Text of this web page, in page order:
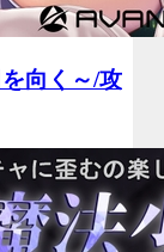
向く～/攻